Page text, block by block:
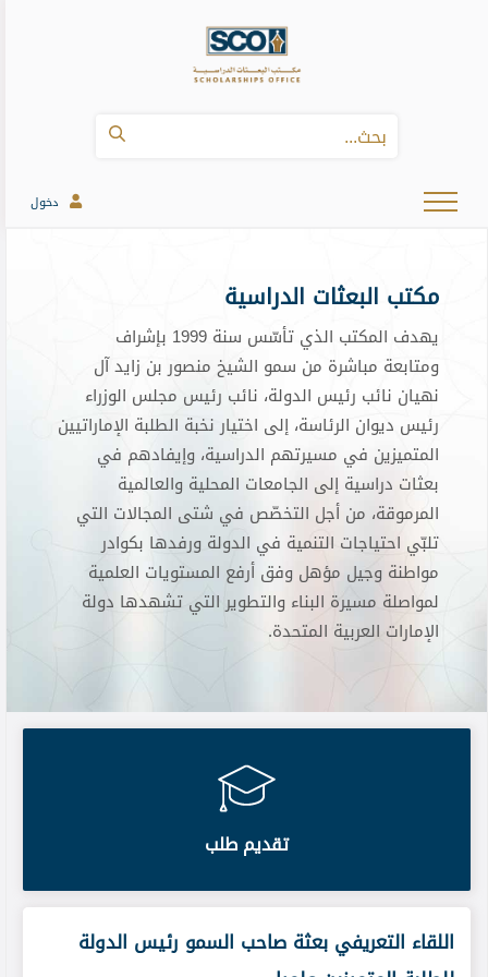
دخول
مكتب البعثات الدراسية
يهدف المكتب الذي تأسّس سنة 1999 بإشراف
ومتابعة مباشرة من سمو الشيخ منصور بن زايد آل
نهيان نائب رئيس الدولة، نائب رئيس مجلس الوزراء
رئيس ديوان الرئاسة، إلى اختيار نخبة الطلبة الإماراتيين
المتميزين في مسيرتهم الدراسية، وإيفادهم في
بعثات دراسية إلى الجامعات المحلية والعالمية
المرموقة، من أجل التخصّص في شتى المجالات التي
تلبّي احتياجات التنمية في الدولة ورفدها بكوادر
مواطنة وجيل مؤهل وفق أرفع المستويات العلمية
لمواصلة مسيرة البناء والتطوير التي تشهدها دولة
الإمارات العربية المتحدة.
تقديم طلب
برعاية منصور بن زايد..أحمد الحميري يكرم 214 من